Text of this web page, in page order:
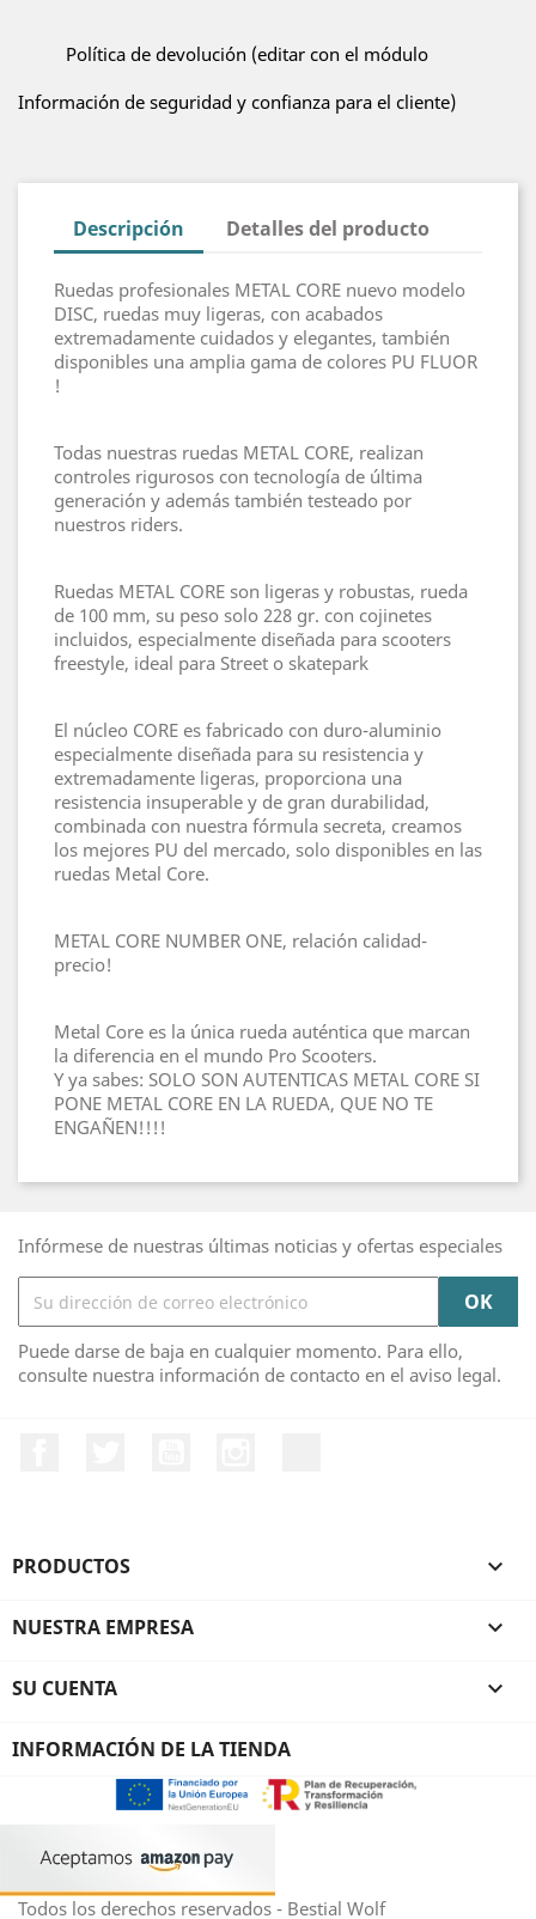
Política de devolución (editar con el módulo
Información de seguridad y confianza para el cliente)
Descripción Detalles del producto
Ruedas profesionales METAL CORE nuevo modelo
DISC, ruedas muy ligeras, con acabados
extremadamente cuidados y elegantes, también
disponibles una amplia gama de colores PU FLUOR
!
Todas nuestras ruedas METAL CORE, realizan
controles rigurosos con tecnología de última
generación y además también testeado por
nuestros riders.
Ruedas METAL CORE son ligeras y robustas, rueda
de 100 mm, su peso solo 228 gr. con cojinetes
incluidos, especialmente diseñada para scooters
freestyle, ideal para Street o skatepark
El núcleo CORE es fabricado con duro-aluminio
especialmente diseñada para su resistencia y
extremadamente ligeras, proporciona una
resistencia insuperable y de gran durabilidad,
combinada con nuestra fórmula secreta, creamos
los mejores PU del mercado, solo disponibles en las
ruedas Metal Core.
METAL CORE NUMBER ONE, relación calidad-
precio!
Metal Core es la única rueda auténtica que marcan
la diferencia en el mundo Pro Scooters.
Y ya sabes: SOLO SON AUTENTICAS METAL CORE SI
PONE METAL CORE EN LA RUEDA, QUE NO TE
ENGAÑEN!!!!
Infórmese de nuestras últimas noticias y ofertas especiales
Puede darse de baja en cualquier momento. Para ello,
consulte nuestra información de contacto en el aviso legal.
PRODUCTOS 
NUESTRA EMPRESA 
SU CUENTA 
INFORMACIÓN DE LA TIENDA
Todos los derechos reservados - Bestial Wolf